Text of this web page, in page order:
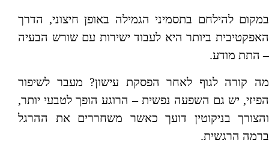
במקום להילחם בתסמיני הגמילה באופן חיצוני, הדרך
האפקטיבית ביותר היא לעבוד ישירות עם שורש הבעיה
– התת מודע.
מה קורה לגוף לאחר הפסקת עישון? מעבר לשיפור
הפיזי, יש גם השפעה נפשית – הרוגע הופך לטבעי יותר,
והצורך בניקוטין דועך כאשר משחררים את ההרגל
ברמה הרגשית.